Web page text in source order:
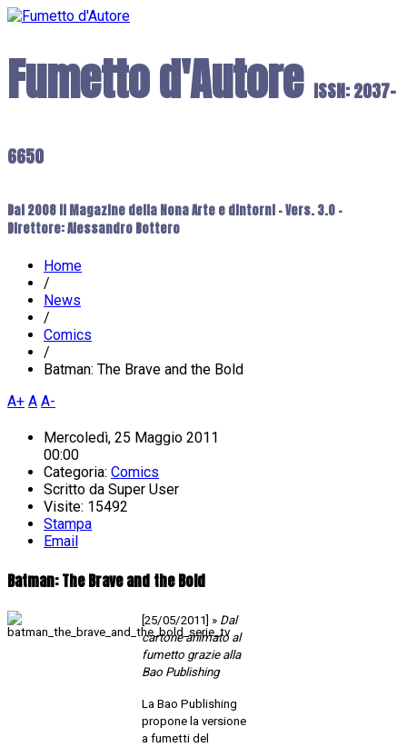
Fumetto d'Autore ISSN: 2037-
6650
Dal 2008 il Magazine della Nona Arte e dintorni - Vers. 3.0 -
Direttore: Alessandro Bottero
Home
/
News
/
Comics
/
Batman: The Brave and the Bold
A+ A A-
Mercoledì, 25 Maggio 2011
00:00
Categoria: Comics
Scritto da Super User
Visite: 15492
Stampa
Email
Batman: The Brave and the Bold
[25/05/2011] » Dal
cartone animato al
fumetto grazie alla
Bao Publishing
La Bao Publishing
propone la versione
a fumetti del